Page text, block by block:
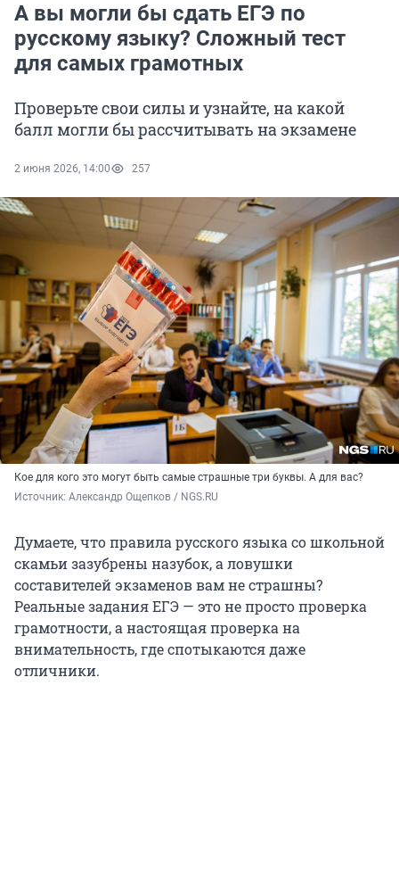
А вы могли бы сдать ЕГЭ по
русскому языку? Сложный тест
для самых грамотных
Проверьте свои силы и узнайте, на какой
балл могли бы рассчитывать на экзамене
2 июня 2026, 14:00 257
Кое для кого это могут быть самые страшные три буквы. А для вас?
Источник: Александр Ощепков / NGS.RU
Думаете, что правила русского языка со школьной
скамьи зазубрены назубок, а ловушки
составителей экзаменов вам не страшны?
Реальные задания ЕГЭ — это не просто проверка
грамотности, а настоящая проверка на
внимательность, где спотыкаются даже
отличники.